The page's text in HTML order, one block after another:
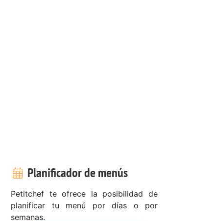
Planificador de menús
Petitchef te ofrece la posibilidad de
planificar tu menú por días o por
semanas.